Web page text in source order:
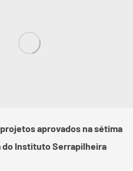
aprovados na sétima
do Instituto Serrapilheira